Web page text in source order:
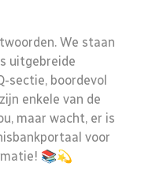
We staan
uitgebreide
sectie, boordevol
enkele van de
maar wacht, er is
voor
📚💫